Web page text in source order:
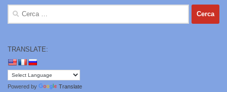
Ricerca
TRANSLATE:
Powered by Translate